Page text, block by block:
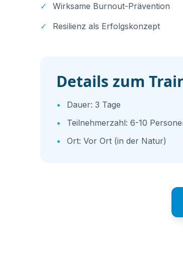
✓
Wirksame Burnout-Prävention
✓
Resilienz als Erfolgskonzept
Details zum
• Dauer: 3 Tage
•
Teilnehmerzahl: 6-10
•
Ort: Vor Ort (in der Natur)